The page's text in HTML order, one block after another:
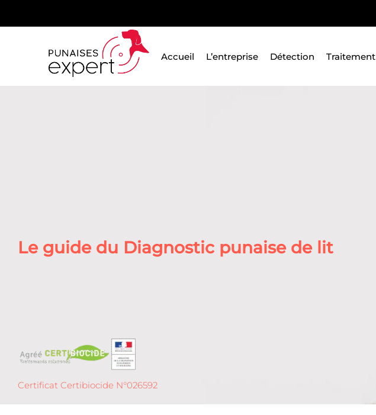
Accueil L’entreprise Détection Traitement
Le guide du Diagnostic punaise de lit
Certificat Certibiocide N°026592